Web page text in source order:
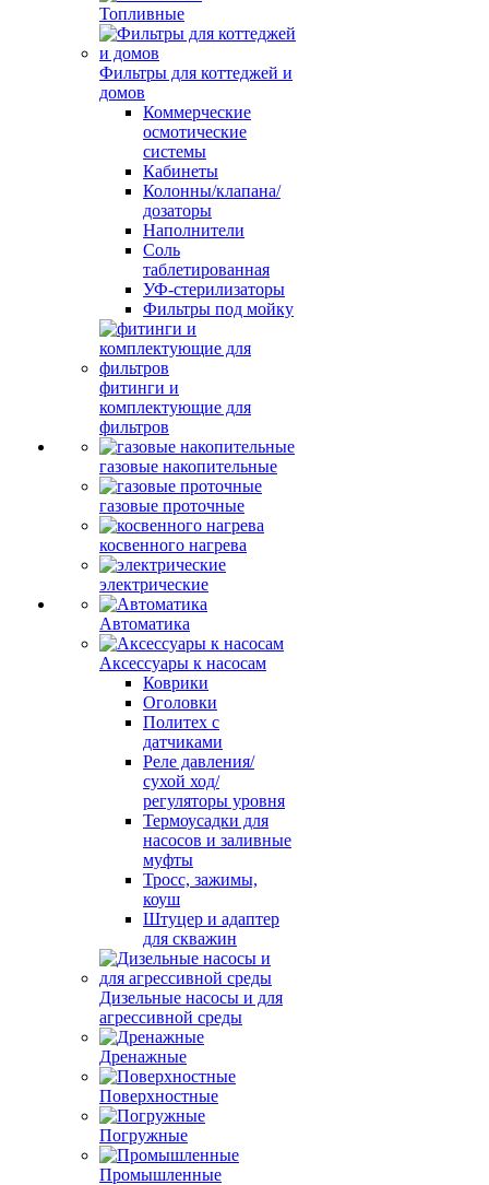
Топливные
Фильтры для коттеджей и
домов
Коммерческие
осмотические
системы
Кабинеты
Колонны/клапана/
дозаторы
Наполнители
Соль
таблетированная
УФ-стерилизаторы
Фильтры под мойку
фитинги и
комплектующие для
фильтров
газовые накопительные
газовые проточные
косвенного нагрева
электрические
Автоматика
Аксессуары к насосам
Коврики
Оголовки
Политех с
датчиками
Реле давления/
сухой ход/
регуляторы уровня
Термоусадки для
насосов и заливные
муфты
Тросс, зажимы,
коуш
Штуцер и адаптер
для скважин
Дизельные насосы и для
агрессивной среды
Дренажные
Поверхностные
Погружные
Промышленные